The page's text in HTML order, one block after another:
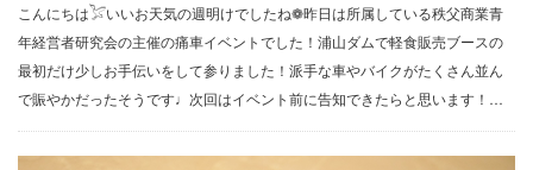
こんにちは𓅯いいお天気の週明けでしたね❁昨日は所属している秩父商業青
年経営者研究会の主催の痛車イベントでした！浦山ダムで軽食販売ブースの
最初だけ少しお手伝いをして参りました！派手な車やバイクがたくさん並ん
で賑やかだったそうです♩次回はイベント前に告知できたらと思います！…